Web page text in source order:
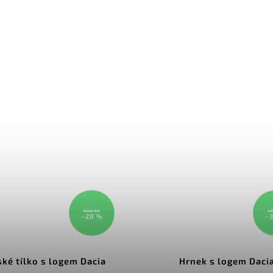
690 Kč
–28 %
tílko s logem Dacia Hrnek s logem